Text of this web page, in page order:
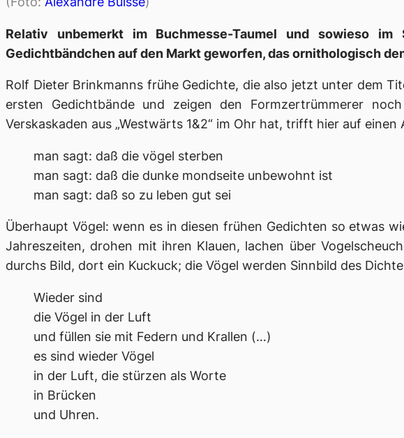
Relativ unbemerkt im Buchmesse-Taumel und sowieso
Gedichtbändchen auf den Markt geworfen, das ornithologisch
Rolf Dieter Brinkmanns frühe Gedichte, die also jetzt unter dem
ersten Gedichtbände und zeigen den Formzertrümmerer
Verskaskaden aus „Westwärts 1&2“ im Ohr hat, trifft hier auf
man sagt: daß die vögel sterben
man sagt: daß die dunke mondseite unbewohnt ist
man sagt: daß so zu leben gut sei
Überhaupt Vögel: wenn es in diesen frühen Gedichten so etwas
Jahreszeiten, drohen mit ihren Klauen, lachen über
durchs Bild, dort ein Kuckuck; die Vögel werden Sinnbild des
Wieder sind
die Vögel in der Luft
und füllen sie mit Federn und Krallen (…)
es sind wieder Vögel
in der Luft, die stürzen als Worte
in Brücken
und Uhren.